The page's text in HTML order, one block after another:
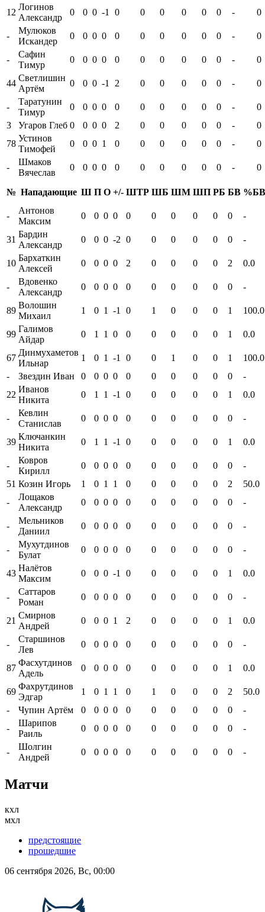
12
Логинов
Александр
0 0 0 -1 0 0 0 0 0 0 - 0
-
Мулюков
Искандер
0 0 0 0 0 0 0 0 0 0 - 0
-
Сафин
Тимур
0 0 0 0 0 0 0 0 0 0 - 0
44
Светлишин
Артём
0 0 0 -1 2 0 0 0 0 0 - 0
-
Таратунин
Тимур
0 0 0 0 0 0 0 0 0 0 -
0
3
Угаров Глеб 0 0 0 0 2 0 0 0 0 0 -
0
78
Устинов
Тимофей
0 0 0 1 0 0 0 0 0 0 - 0
-
Шмаков
Вячеслав
0 0 0 0 0 0 0 0 0 0 - 0
№ Нападающие Ш П О +/- ШТР ШБ ШМ ШП РБ БВ %БВ
-
Антонов
Максим
0 0 0 0 0 0 0 0 0 0 -
31
Бардин
Александр
0 0 0 -2 0 0 0 0 0 0 -
10
Бархаткин
Алексей
0 0 0 0 2 0 0 0 0 2 0.0
-
Вдовенко
Александр
0 0 0 0 0 0 0 0 0 0 -
89
Волошин
Михаил
1 0 1 -1 0 1 0 0 0 1 100.0
99
Галимов
Айдар
0 1 1 0 0 0 0 0 0 1 0.0
67
Динмухаметов
Ильнар
1 0 1 -1 0 0 1 0 0 1
100.0
-
Звездин Иван 0 0 0 0 0 0 0 0 0 0
-
22
Иванов
Никита
0 1 1 -1 0 0 0 0 0 1 0.0
-
Кевлин
Станислав
0 0 0 0 0 0 0 0 0 0 -
39
Ключанкин
Никита
0 1 1 -1 0 0 0 0 0 1 0.0
-
Ковров
Кирилл
0 0 0 0 0 0 0 0 0 0
-
51 Козин Игорь 1 0 1 1 0 0 0 0 0 2
50.0
-
Лощаков
Александр
0 0 0 0 0 0 0 0 0 0 -
-
Мельников
Даниил
0 0 0 0 0 0 0 0 0 0 -
-
Мухутдинов
Булат
0 0 0 0 0 0 0 0 0 0 -
43
Налётов
Максим
0 0 0 -1 0 0 0 0 0 1 0.0
-
Саттаров
Роман
0 0 0 0 0 0 0 0 0 0 -
21
Смирнов
Андрей
0 0 0 1 2 0 0 0 0 1 0.0
-
Старшинов
Лев
0 0 0 0 0 0 0 0 0 0 -
87
Фасхутдинов
Адель
0 0 0 0 0 0 0 0 0 1 0.0
69
Фахрутдинов
Эдгар
1 0 1 1 0 1 0 0 0 2
50.0
-
Чупин Артём 0 0 0 0 0 0 0 0 0 0
-
-
Шарипов
Раиль
0 0 0 0 0 0 0 0 0 0 -
-
Шолгин
Андрей
0 0 0 0 0 0 0 0 0 0 -
Матчи
кхл
мхл
предстоящие
прошедшие
06 сентября 2026, Вс, 00:00